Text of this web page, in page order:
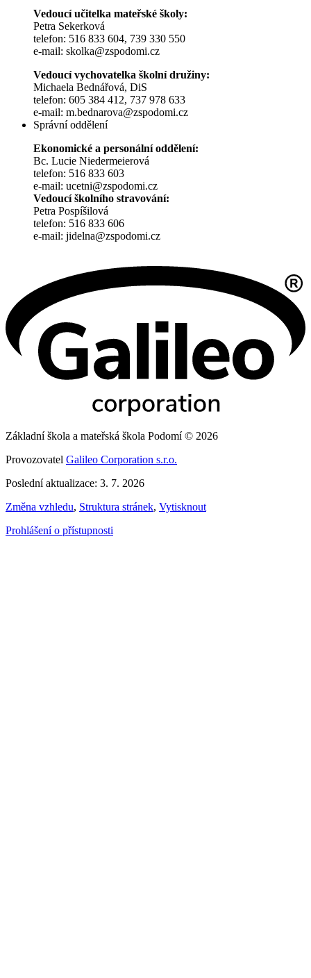
Vedoucí učitelka mateřské školy:
Petra Sekerková
telefon: 516 833 604, 739 330 550
e-mail: skolka@zspodomi.cz
Vedoucí vychovatelka školní družiny:
Michaela Bednářová, DiS
telefon: 605 384 412, 737 978 633
e-mail: m.bednarova@zspodomi.cz
Správní oddělení
Ekonomické a personální oddělení:
Bc. Lucie Niedermeierová
telefon: 516 833 603
e-mail: ucetni@zspodomi.cz
Vedoucí školního stravování:
Petra Pospíšilová
telefon: 516 833 606
e-mail: jidelna@zspodomi.cz
Základní škola a mateřská škola Podomí © 2026
Provozovatel Galileo Corporation s.r.o.
Poslední aktualizace: 3. 7. 2026
Změna vzhledu, Struktura stránek, Vytisknout
Prohlášení o přístupnosti